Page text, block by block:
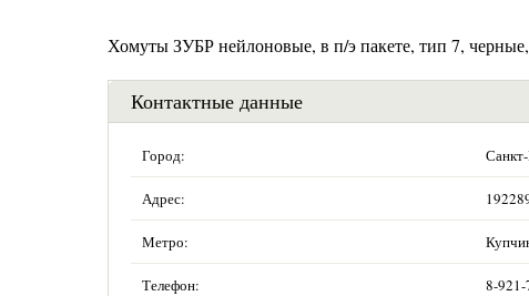
Хомуты ЗУБР нейлоновые, в п/э пакете, тип 7,
Контактные данные
Город:
Адрес:
Метро:
Телефон: 8-921-